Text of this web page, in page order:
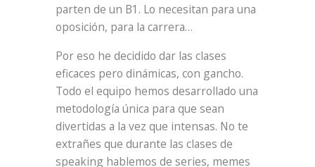
parten de un B1. Lo necesitan para una
oposición, para la carrera…
Por eso he decidido dar las clases
eficaces pero dinámicas, con gancho.
Todo el equipo hemos desarrollado una
metodología única para que sean
divertidas a la vez que intensas. No te
extrañes que durante las clases de
speaking hablemos de series, memes